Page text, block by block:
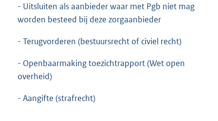
- Uitsluiten als aanbieder waar met Pgb niet mag
worden besteed bij deze zorgaanbieder
- Terugvorderen (bestuursrecht of civiel recht)
- Openbaarmaking toezichtrapport (Wet open
overheid)
- Aangifte (strafrecht)